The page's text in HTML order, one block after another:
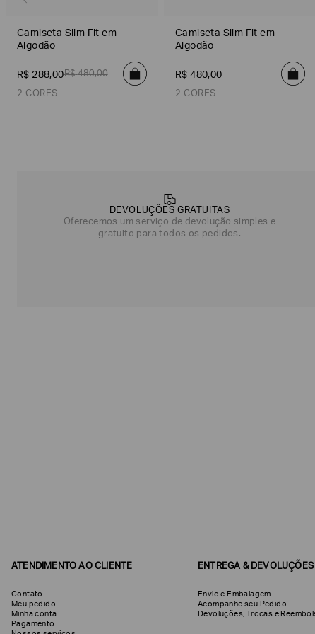
Camiseta Slim Fit em
Algodão
R$ 288,00R$ 480,00
2 CORES
Camiseta Slim Fit em
Algodão
R$ 480,00
2 CORES
DEVOLUÇÕES GRATUITAS
Oferecemos um serviço de devolução simples e
gratuito para todos os pedidos.
ATENDIMENTO AO CLIENTE
Contato
Meu pedido
Minha conta
Pagamento
ENTREGA & DEVOLUÇÕES
Envio e Embalagem
Acompanhe seu Pedido
Devoluções, Trocas e
contar
mais
sobre